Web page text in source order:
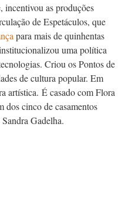
incentivou as produções
de Espetáculos, que
para mais de quinhentas
uma política
Criou os Pontos de
de cultura popular. Em
artística. É casado com Flora
dos cinco de casamentos
Gadelha.